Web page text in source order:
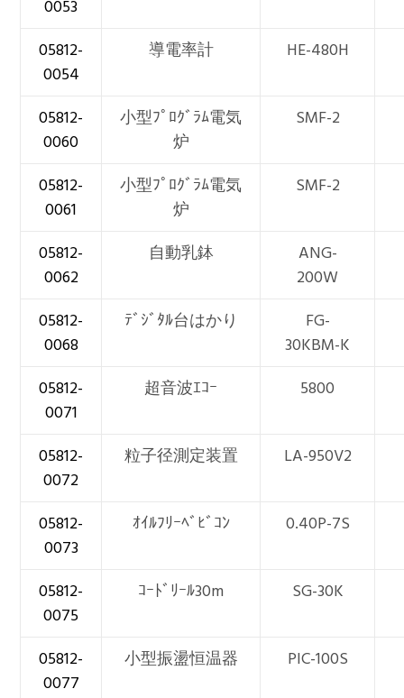
0053
05812-
0054
導電率計 HE-480H
05812-
0060
小型ﾌﾟﾛｸﾞﾗﾑ電気
炉
SMF-2
05812-
0061
小型ﾌﾟﾛｸﾞﾗﾑ電気
炉
SMF-2
05812-
0062
自動乳鉢
ANG-
200W
05812-
0068
ﾃﾞｼﾞﾀﾙ台はかり
FG-
30KBM-K
05812-
0071
超音波ｴｺｰ 5800
05812-
0072
粒子径測定装置 LA-950V2
05812-
0073
ｵｲﾙﾌﾘｰﾍﾞﾋﾞｺﾝ 0.40P-7S
05812-
0075
ｺｰﾄﾞﾘｰﾙ30m SG-30K
05812-
0077
小型振盪恒温器 PIC-100S